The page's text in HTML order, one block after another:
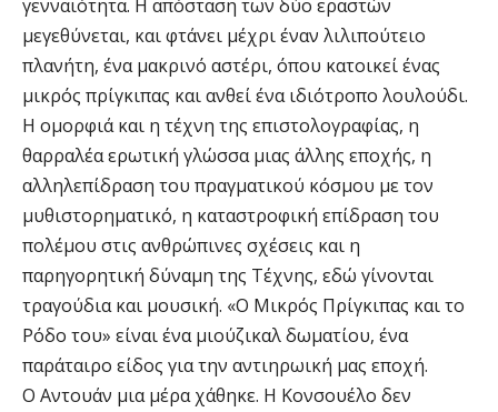
γενναιότητα. Η απόσταση των δύο εραστών
μεγεθύνεται, και φτάνει μέχρι έναν λιλιπούτειο
πλανήτη, ένα μακρινό αστέρι, όπου κατοικεί ένας
μικρός πρίγκιπας και ανθεί ένα ιδιότροπο λουλούδι.
Η ομορφιά και η τέχνη της επιστολογραφίας, η
θαρραλέα ερωτική γλώσσα μιας άλλης εποχής, η
αλληλεπίδραση του πραγματικού κόσμου με τον
μυθιστορηματικό, η καταστροφική επίδραση του
πολέμου στις ανθρώπινες σχέσεις και η
παρηγορητική δύναμη της Τέχνης, εδώ γίνονται
τραγούδια και μουσική. «Ο Μικρός Πρίγκιπας και το
Ρόδο του» είναι ένα μιούζικαλ δωματίου, ένα
παράταιρο είδος για την αντιηρωική μας εποχή.
Ο Αντουάν μια μέρα χάθηκε. Η Κονσουέλο δεν